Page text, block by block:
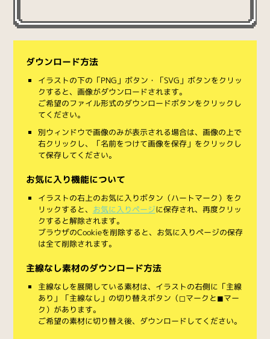
ダウンロード方法
イラストの下の「PNG」ボタン・「SVG」ボタンをクリッ
クすると、画像がダウンロードされます。
ご希望のファイル形式のダウンロードボタンをクリックし
てください。
別ウィンドウで画像のみが表示される場合は、画像の上で
右クリックし、「名前をつけて画像を保存」をクリックし
て保存してください。
お気に入り機能について
イラストの右上のお気に入りボタン（ハートマーク）をク
リックすると、 お気に入りページに保存され、再度クリッ
クすると解除されます。
ブラウザのCookieを削除すると、お気に入りページの保存
は全て削除されます。
主線なし素材のダウンロード方法
主線なしを展開している素材は、イラストの右側に「主線
あり」「主線なし」の切り替えボタン（◻︎マークと◼︎マー
ク）があります。
ご希望の素材に切り替え後、ダウンロードしてください。